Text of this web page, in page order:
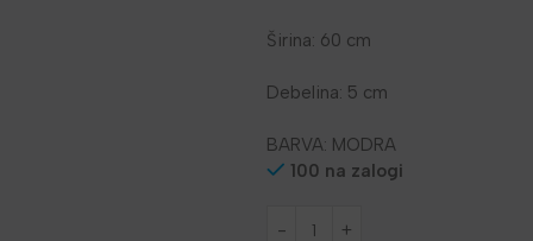
Širina: 60 cm
Debelina: 5 cm
BARVA: MODRA
100 na zalogi